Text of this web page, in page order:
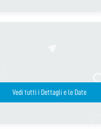
Vedi tutti i Dettagli e le Date